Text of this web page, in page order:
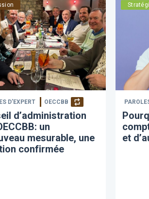
D’EXPERT OECCBB
d’administration
un
mesurable, une
confirmée
et